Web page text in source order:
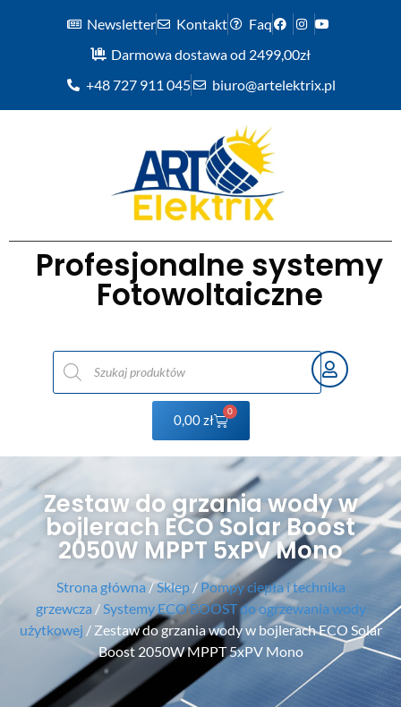
Newsletter Kontakt
Faq
Darmowa dostawa od 2499,00zł
+48 727 911 045
biuro@artelektrix.pl
Profesjonalne systemy
Fotowoltaiczne
0,00zł
0
Zestaw do grzania wody w
bojlerach ECO Solar Boost
2050W MPPT 5xPV Mono
Strona główna/Sklep/ Pompy ciepła i technika
grzewcza / Systemy ECO BOOST do ogrzewania wody
użytkowej / Zestaw do grzania wody w bojlerach ECO Solar
Boost 2050W MPPT 5xPV Mono